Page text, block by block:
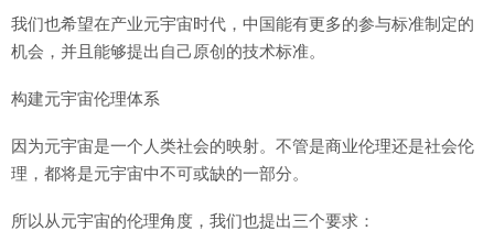
我们也希望在产业元宇宙时代，中国能有更多的参与标准制定的
机会，并且能够提出自己原创的技术标准。
构建元宇宙伦理体系
因为元宇宙是一个人类社会的映射。不管是商业伦理还是社会伦
理，都将是元宇宙中不可或缺的一部分。
所以从元宇宙的伦理角度，我们也提出三个要求：